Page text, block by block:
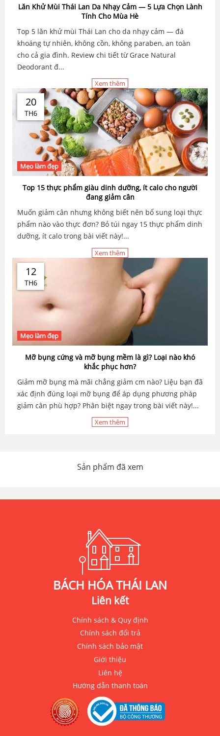
Lăn Khử Mùi Thái Lan Da Nhạy Cảm — 5 Lựa Chọn Lành
Tính Cho Mùa Hè
Top 5 lăn khử mùi Thái Lan cho da nhạy cảm — đá
khoáng tự nhiên, không cồn, không paraben, an toàn
cho cả gia đình. Review chi tiết từ Grace Natural
Deodorant đ...
Xem thêm
20
TH6
Mẹo làm đẹp
Top 15 thực phẩm giàu dinh dưỡng, ít calo cho người
đang giảm cân
Muốn giảm cân nhưng không biết nên bổ sung loại thực
phẩm nào vào thực đơn? Bỏ túi ngay 15 thực phẩm dinh
dưỡng, ít calo trong bài viết này!...
Xem thêm
12
TH6
Mẹo làm đẹp
Mỡ bụng cứng và mỡ bụng mềm là gì? Loại nào khó
khắc phục hơn?
Giảm mỡ bụng mà mãi chẳng giảm cm nào? Liệu bạn đã
xác định đúng loại mỡ bụng để áp dụng phương pháp
giảm cân phù hợp? Phân biệt ngay trong bài viết này!...
Xem thêm
Sản phẩm đã xem
BÁCH HÓA THÁI LAN
Liên kết
Chính sách & Quy định
Chính sách đổi trả
Chính sách bảo mật
Giới thiệu
Liên hệ
Hướng dẫn thanh toán